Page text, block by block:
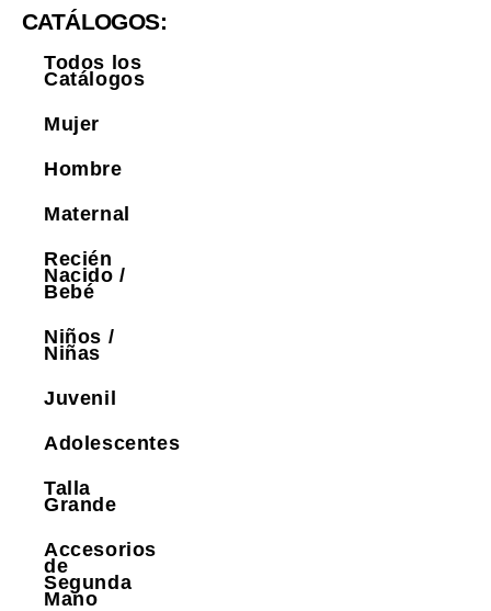
CATÁLOGOS:
Todos los
Catálogos
Mujer
Hombre
Maternal
Recién
Nacido /
Bebé
Niños /
Niñas
Juvenil
Adolescentes
Talla
Grande
Accesorios
de
Segunda
Mano